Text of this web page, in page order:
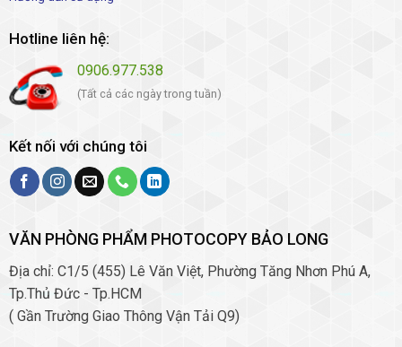
Hotline liên hệ:
0906.977.538
(Tất cả các ngày trong tuần)
Kết nối với chúng tôi
VĂN PHÒNG PHẨM PHOTOCOPY BẢO LONG
Địa chỉ: C1/5 (455) Lê Văn Việt, Phường Tăng Nhơn Phú A,
Tp.Thủ Đức - Tp.HCM
( Gần Trường Giao Thông Vận Tải Q9)